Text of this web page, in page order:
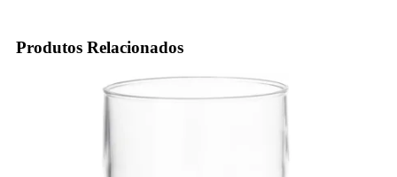
Produtos Relacionados